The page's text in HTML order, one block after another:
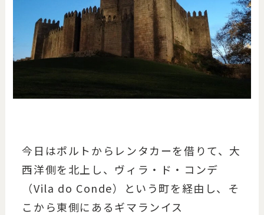
今日はポルトからレンタカーを借りて、大
西洋側を北上し、ヴィラ・ド・コンデ
（Vila do Conde）という町を経由し、そ
こから東側にあるギマランイス